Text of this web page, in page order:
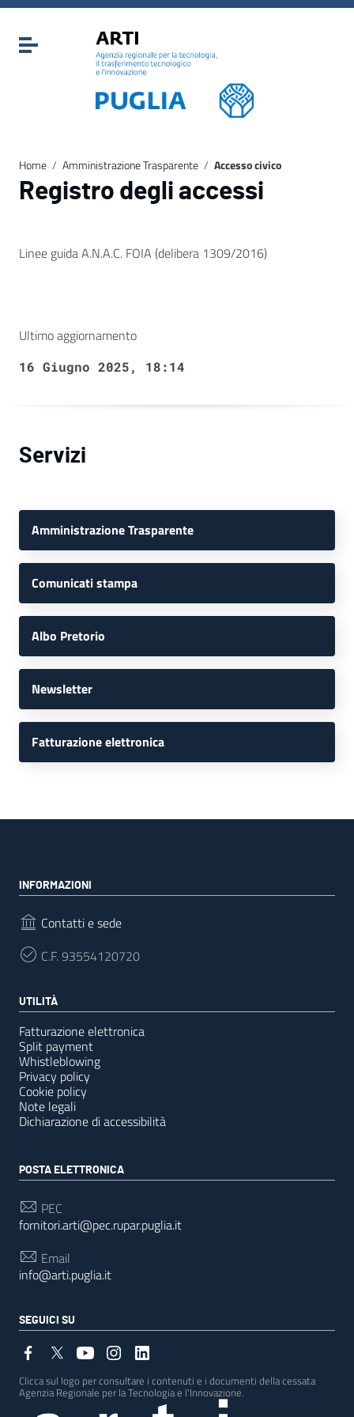
Vai ai contenuti
Vai al menu di navigazione
Vai al footer
Attiva / disattiva la navigazione
Home / Amministrazione Trasparente / Accesso civico
Registro degli accessi
Linee guida A.N.A.C. FOIA (delibera 1309/2016)
Ultimo aggiornamento
16 Giugno 2025, 18:14
Servizi
Amministrazione Trasparente
Comunicati stampa
Albo Pretorio
Newsletter
Fatturazione elettronica
INFORMAZIONI
Contatti e sede
C.F.93554120720
UTILITÀ
Fatturazione elettronica
Split payment
Whistleblowing
Privacy policy
Cookie policy
Note legali
Dichiarazione di accessibilità
POSTA ELETTRONICA
PEC
fornitori.arti@pec.rupar.puglia.it
Email
info@arti.puglia.it
SEGUICI SU
Clicca sul logo per consultare i contenuti e i documenti della cessata
Agenzia Regionale per la Tecnologia e l'Innovazione.